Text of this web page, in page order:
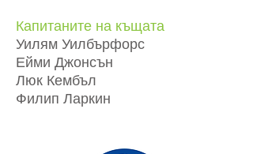
Капитаните на къщата
Уилям Уилбърфорс
Ейми Джонсън
Люк Кембъл
Филип Ларкин